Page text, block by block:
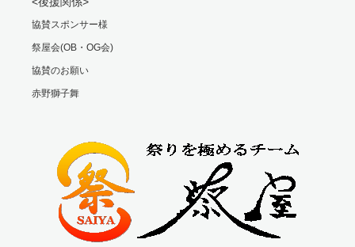
協賛スポンサー様
祭屋会(OB・OG会)
協賛のお願い
赤野獅子舞